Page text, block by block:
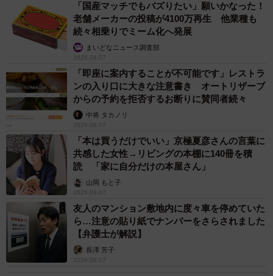
「国産マッチでもバズりたい」願いかなった！
老舗メーカーの投稿が4100万再生 他業種も
続々相乗りでミーム化へ発展
まいどなニュース調査部
2026.08.07
「即座に案内することが不可能です」レストラ
ンの入り口に大きな注意書き オートリザーブ
からの予約を拒否するお断りに賛同者続々
中将 タカノリ
2026.08.07
「本は買うだけでいい」京極夏彦さんの言葉に
共感した女性→リビングの本棚に140冊を積
読 「家に自分だけの本屋さん」
山岡 もと子
2026.08.07
友人のマンション敷地内に度々車を停めていた
ら…注意の貼り紙でナンバーをさらされました
【弁護士が解説】
長澤 芳子
2026.08.07